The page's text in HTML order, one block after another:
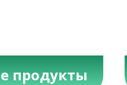
продукты